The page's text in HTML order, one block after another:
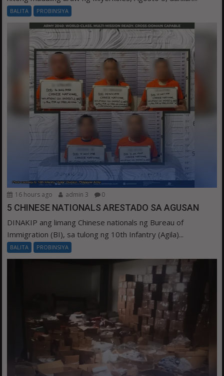
BALITA PROBINSIYA
16 hours ago admin 3 0
5 CHINESE NATIONALS ARESTADO SA AGUSAN
DINAKIP ang limang Chinese nationals ng Bureau of
Immigration (BI), sa tulong ng 10th Infantry (Agila)...
BALITA PROBINSIYA